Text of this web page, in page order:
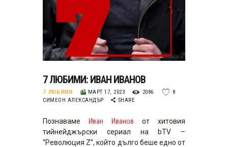
7 ЛЮБИМИ: ИВАН ИВАНОВ
7 ЛЮБИМИ МАРТ 17, 2023 2086
8
СИМЕОН АЛЕКСАНДЪР
SHARE
Познаваме Иван Иванов от хитовия
тийнейджърски сериал на bTV –
“Революция Z”, който дълго беше едно от